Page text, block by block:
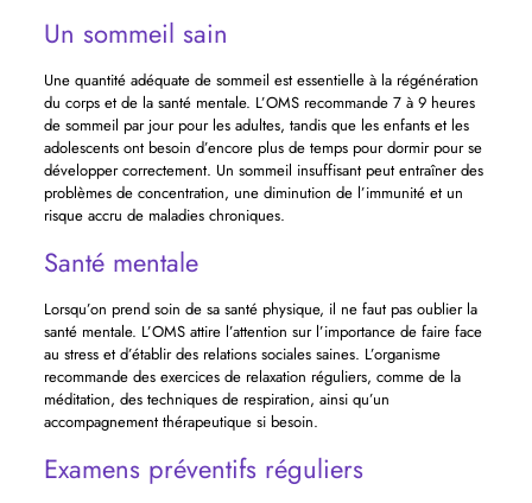
Un sommeil sain
Une quantité adéquate de sommeil est essentielle à la régénération
du corps et de la santé mentale. L’OMS recommande 7 à 9 heures
de sommeil par jour pour les adultes, tandis que les enfants et les
adolescents ont besoin d’encore plus de temps pour dormir pour se
développer correctement. Un sommeil insuffisant peut entraîner des
problèmes de concentration, une diminution de l’immunité et un
risque accru de maladies chroniques.
Santé mentale
Lorsqu’on prend soin de sa santé physique, il ne faut pas oublier la
santé mentale. L’OMS attire l’attention sur l’importance de faire face
au stress et d’établir des relations sociales saines. L’organisme
recommande des exercices de relaxation réguliers, comme de la
méditation, des techniques de respiration, ainsi qu’un
accompagnement thérapeutique si besoin.
Examens préventifs réguliers